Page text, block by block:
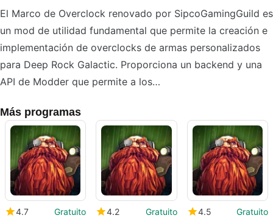
El Marco de Overclock renovado por SipcoGamingGuild es
un mod de utilidad fundamental que permite la creación e
implementación de overclocks de armas personalizados
para Deep Rock Galactic. Proporciona un backend y una
API de Modder que permite a los…
Más programas
4.7
Gratuito
4.2
Gratuito
4.5
Gratuito